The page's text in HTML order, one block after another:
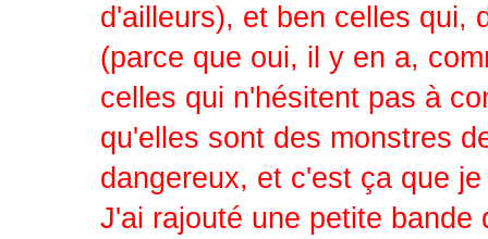
d'ailleurs), et ben celles qui,
(parce que oui, il y en a,
celles qui n'hésitent pas à
qu'elles sont des monstres
dangereux, et c'est ça que
J'ai rajouté une petite